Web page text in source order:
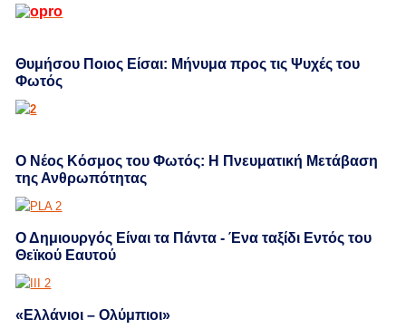
Θυμήσου Ποιος Είσαι: Μήνυμα προς τις Ψυχές του
Φωτός
Ο Νέος Κόσμος του Φωτός: Η Πνευματική Μετάβαση
της Ανθρωπότητας
Ο Δημιουργός Είναι τα Πάντα - Ένα ταξίδι Εντός του
Θεϊκού Εαυτού
«Ελλάνιοι – Ολύμπιοι»